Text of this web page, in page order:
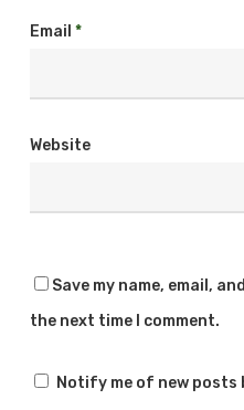
Email *
Website
Save my name, email,
the next time I comment.
Notify me of new posts